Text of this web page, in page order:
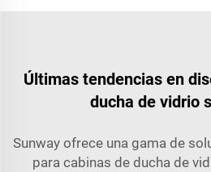
Últimas tendencias en
ducha de vidrio
Sunway ofrece una gama de
para cabinas de ducha de